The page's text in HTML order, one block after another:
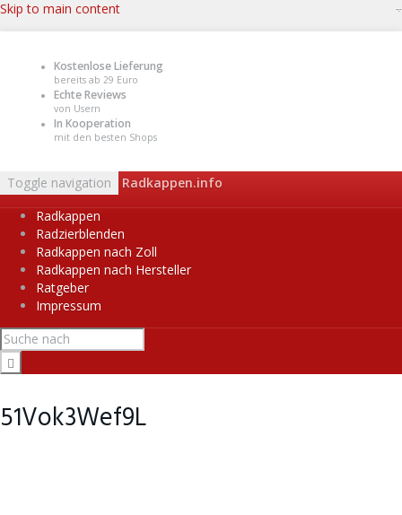
Skip to main content
Kostenlose Lieferung
bereits ab 29 Euro
Echte Reviews
von Usern
In Kooperation
mit den besten Shops
Toggle navigation
Radkappen.info
Radkappen
Radzierblenden
Radkappen nach Zoll
Radkappen nach Hersteller
Ratgeber
Impressum
51Vok3Wef9L